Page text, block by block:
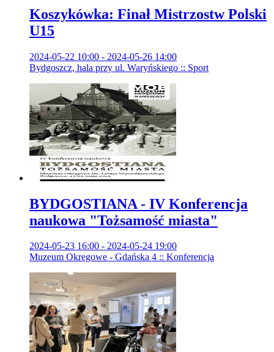
Koszykówka: Finał Mistrzostw Polski
U15
2024-05-22 10:00 - 2024-05-26 14:00
Bydgoszcz, hala przy ul. Waryńskiego :: Sport
BYDGOSTIANA - IV Konferencja
naukowa "Tożsamość miasta"
2024-05-23 16:00 - 2024-05-24 19:00
Muzeum Okręgowe - Gdańska 4 :: Konferencja